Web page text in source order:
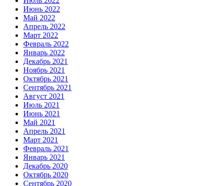
Июнь 2022
Май 2022
Апрель 2022
Март 2022
Февраль 2022
Январь 2022
Декабрь 2021
Ноябрь 2021
Октябрь 2021
Сентябрь 2021
Август 2021
Июль 2021
Июнь 2021
Май 2021
Апрель 2021
Март 2021
Февраль 2021
Январь 2021
Декабрь 2020
Октябрь 2020
Сентябрь 2020